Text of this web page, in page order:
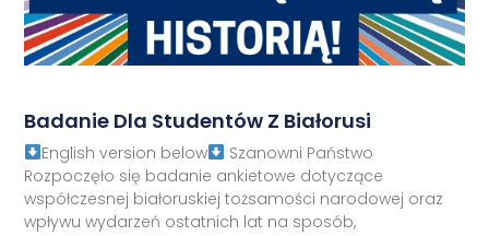
Badanie Dla Studentów Z Białorusi
English version below
Szanowni Państwo
Rozpoczęło się badanie ankietowe dotyczące
współczesnej białoruskiej tożsamości narodowej oraz
wpływu wydarzeń ostatnich lat na sposób,